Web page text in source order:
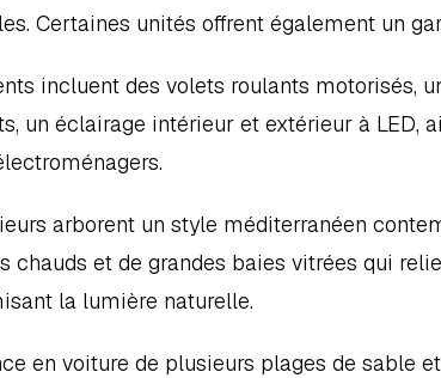
Certaines unités offrent également un
incluent des volets roulants motorisés,
un éclairage intérieur et extérieur à LED,
arborent un style méditerranéen
chauds et de grandes baies vitrées qui
la lumière naturelle.
en voiture de plusieurs plages de sable